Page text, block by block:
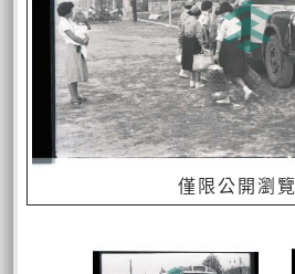
僅限公開瀏覽